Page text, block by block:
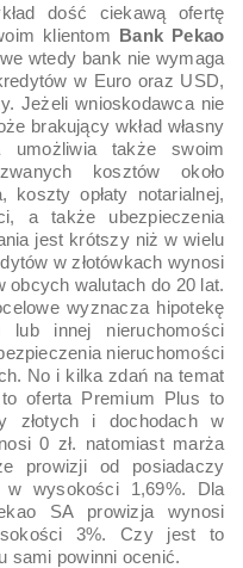
dość ciekawą ofertę
klientom Bank Pekao
wtedy bank nie wymaga
w Euro oraz USD,
Jeżeli wnioskodawca nie
brakujący wkład własny
umożliwia także swoim
kosztów około
koszty opłaty notarialnej,
a także ubezpieczenia
jest krótszy niż w wielu
w złotówkach wynosi
obcych walutach do 20 lat.
wyznacza hipotekę
lub innej nieruchomości
nieruchomości
No i kilka zdań na temat
oferta Premium Plus to
złotych i dochodach w
0 zł. natomiast marża
prowizji od posiadaczy
w wysokości 1,69%. Dla
SA prowizja wynosi
3%. Czy jest to
sami powinni ocenić.